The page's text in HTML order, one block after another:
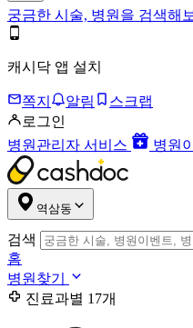
궁금한 시술, 병원을 검색해
캐시닥 앱 설치
쪽지 알림
스크랩
로그인
병원관리자 서비스
병원
역삼동
검색
홈
병원찾기
진료과별 17개